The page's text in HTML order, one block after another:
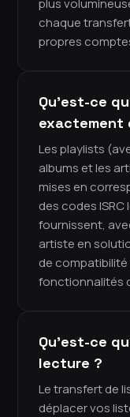
chaque
propres
Qu'est-ce
exactement
Les playlists
albums et les
mises en
des codes
fournissent,
artiste en
de
fonctionnalités
Qu'est-ce
lecture ?
Le transfert de
déplacer vos